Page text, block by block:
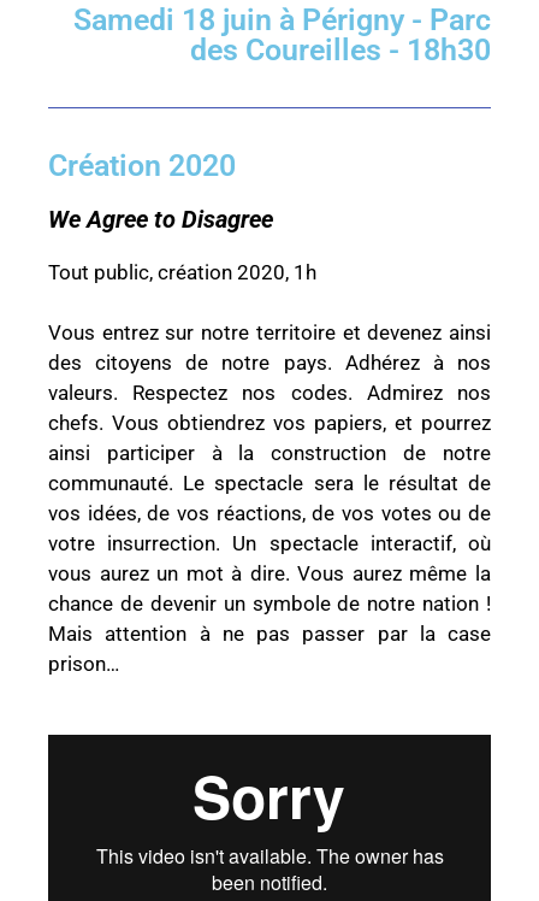
Samedi 18 juin à Périgny - Parc
des Coureilles - 18h30
Création 2020
We Agree to Disagree
Tout public, création 2020, 1h
Vous entrez sur notre territoire et devenez ainsi
des citoyens de notre pays. Adhérez à nos
valeurs. Respectez nos codes. Admirez nos
chefs. Vous obtiendrez vos papiers, et pourrez
ainsi participer à la construction de notre
communauté. Le spectacle sera le résultat de
vos idées, de vos réactions, de vos votes ou de
votre insurrection. Un spectacle interactif, où
vous aurez un mot à dire. Vous aurez même la
chance de devenir un symbole de notre nation !
Mais attention à ne pas passer par la case
prison…